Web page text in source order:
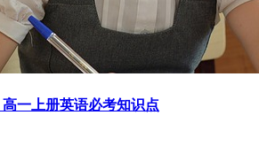
一上册英语必考知识点